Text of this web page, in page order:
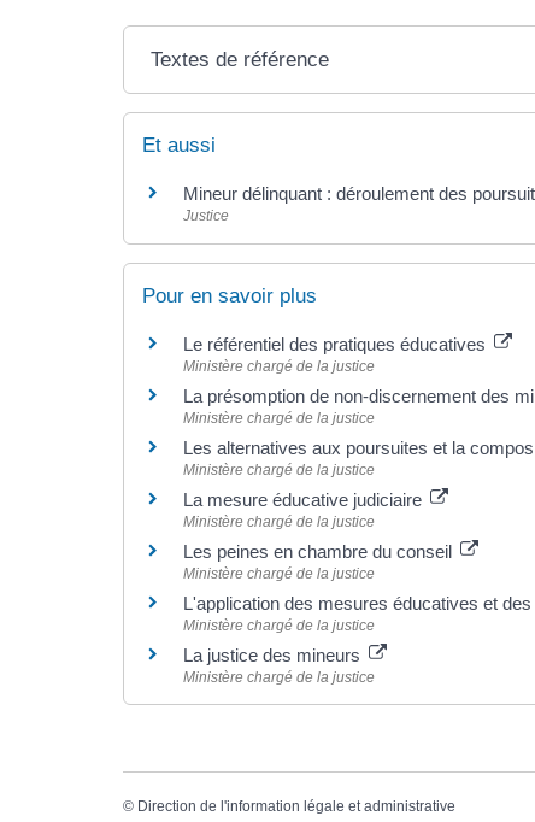
Textes de référence
Et aussi
Mineur délinquant : déroulement des
Justice
Pour en savoir plus
Le référentiel des pratiques éducatives
Ministère chargé de la justice
La présomption de non-discernement des
Ministère chargé de la justice
Les alternatives aux poursuites et la
Ministère chargé de la justice
La mesure éducative judiciaire
Ministère chargé de la justice
Les peines en chambre du conseil
Ministère chargé de la justice
L'application des mesures éducatives et des
Ministère chargé de la justice
La justice des mineurs
Ministère chargé de la justice
© Direction de l'information légale et administrative